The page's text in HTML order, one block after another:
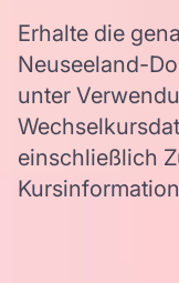
Erhalte die
Neuseeland-
unter
einschließlich